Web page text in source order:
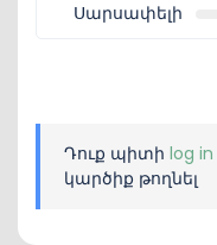
Սարսափելի
Դուք պիտի log in
կարծիք թողնել